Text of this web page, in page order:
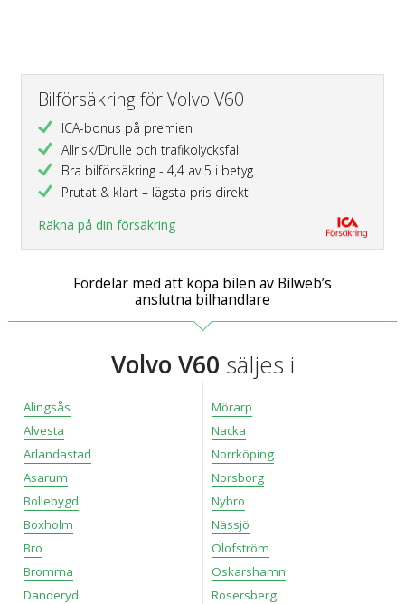
Bilförsäkring för Volvo V60
ICA-bonus på premien
Allrisk/Drulle och trafikolycksfall
Bra bilförsäkring - 4,4 av 5 i betyg
Prutat & klart – lägsta pris direkt
Räkna på din försäkring
Fördelar med att köpa bilen av Bilweb’s
anslutna bilhandlare
Volvo V60 säljes i
Alingsås
Alvesta
Arlandastad
Asarum
Bollebygd
Boxholm
Bro
Bromma
Danderyd
Mörarp
Nacka
Norrköping
Norsborg
Nybro
Nässjö
Olofström
Oskarshamn
Rosersberg